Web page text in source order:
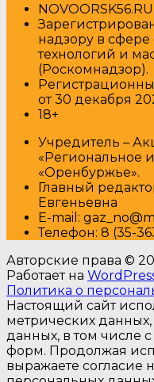
надзору в
технологий и
(Роскомнадзор).
от 30 декабря
18+
Учредитель –
«Региональное
«Оренбуржье».
Главный
Евгеньевна
E-mail:
Телефон: 8 (35-
Авторские права ©
Работает на
Политика о
Настоящий сайт
метрических
данных, в том числе
форм. Продолжая
выражаете согласие